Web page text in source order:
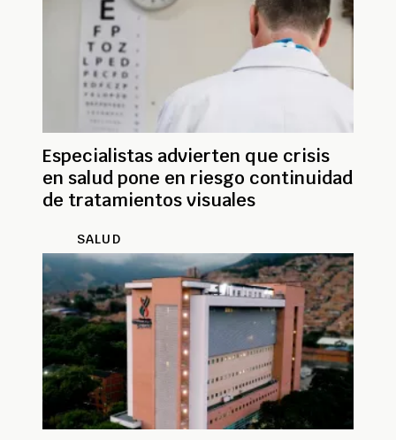
Especialistas advierten que crisis
en salud pone en riesgo continuidad
de tratamientos visuales
SALUD